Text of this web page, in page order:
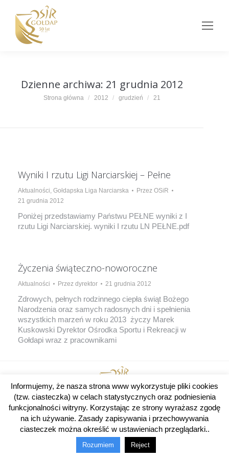
Dzienne archiwa: 21 grudnia 2012
Jesteś tutaj:
Strona główna 2012 grudzień 21
Wyniki I rzutu Ligi Narciarskiej – Pełne
Aktualności, Gołdapska Liga Narciarska Przez OSiR
21 grudnia 2012
Poniżej przedstawiamy Państwu PEŁNE wyniki z I
rzutu Ligi Narciarskiej. wyniki I rzutu LN PEŁNE.pdf
Życzenia świąteczno-noworoczne
Aktualności Przez dyrektor 21 grudnia 2012
Zdrowych, pełnych rodzinnego ciepła świąt Bożego
Narodzenia oraz samych radosnych dni i spełnienia
wszystkich marzeń w roku 2013 życzy Marek
Kuskowski Dyrektor Ośrodka Sportu i Rekreacji w
Gołdapi wraz z pracownikami
© 2014-2025 OSiR w Gołdapi. Wszelkie prawa zastrzeżone.
Menu dolne
Informujemy, że nasza strona www wykorzystuje pliki cookies
(tzw. ciasteczka) w celach statystycznych oraz podniesienia
funkcjonalności witryny. Korzystając ze strony wyrażasz zgodę
na ich używanie. Zasady zapisywania i przechowywania
ciasteczek można określić w ustawieniach przeglądarki..
Rozumiem Reject